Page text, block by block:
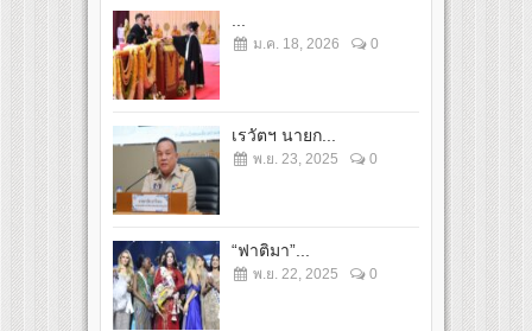
ม.ค. 18, 2026 0
เรวัตฯ นายก...
พ.ย. 23, 2025 0
“ฟาติมา”...
พ.ย. 22, 2025 0